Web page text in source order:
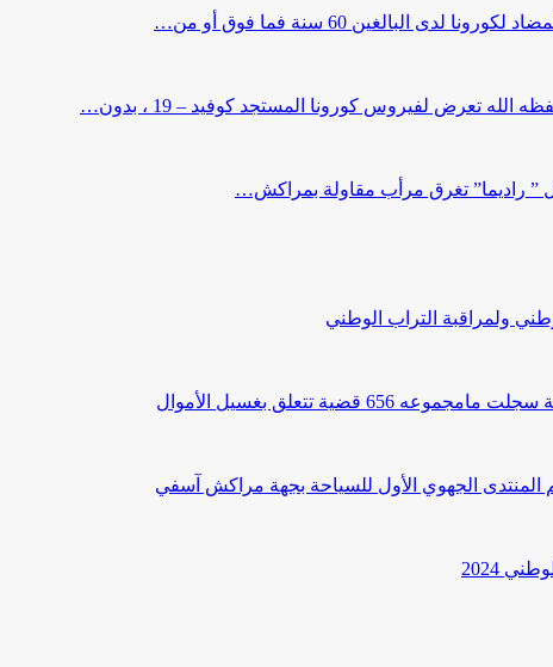
البالغين 60 سنة فما فوق أو من…
تعرض لفيروس كورونا المستجد كوفيد – 19 ، بدون…
ل ” راديما” تغرق مرأب مقاولة بمراكش…
ولمراقبة التراب الوطني
المنتدى الجهوي الأول للسياحة بجهة مراكش آسفي
2024